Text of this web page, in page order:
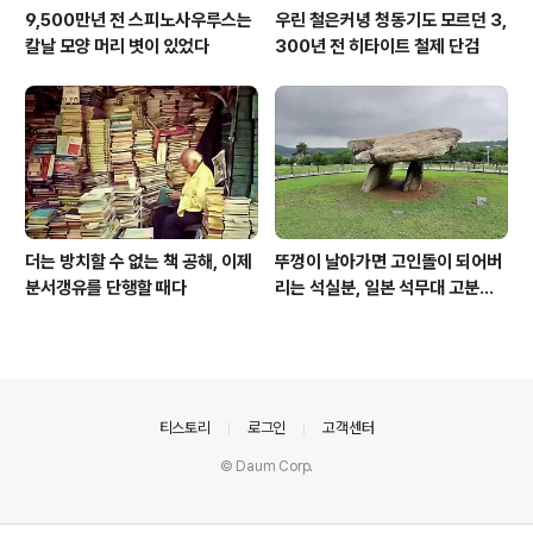
9,500만년 전 스피노사우루스는
칼날 모양 머리 볏이 있었다
우린 철은커녕 청동기도 모르던 3,
300년 전 히타이트 철제 단검
더는 방치할 수 없는 책 공해, 이제
분서갱유를 단행할 때다
뚜껑이 날아가면 고인돌이 되어버
리는 석실분, 일본 석무대 고분의
티스토리 로그인 고객센터
© Daum Corp.